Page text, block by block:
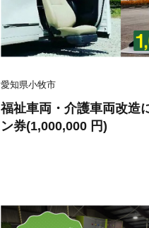
愛知県小牧市
福祉車両・介護車両改造
ン券(1,000,000 円)